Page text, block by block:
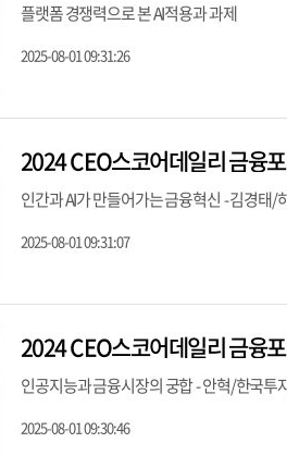
플랫폼 경쟁력으로 본 AI적용과 과제
2025-08-01 09:31:26
2024 CEO스코어데일리 금융
인간과 AI가 만들어가는 금융혁신 - 김경태/
2025-08-01 09:31:07
2024 CEO스코어데일리 금융
인공지능과 금융시장의 궁합 - 안혁/한국투
2025-08-01 09:30:46